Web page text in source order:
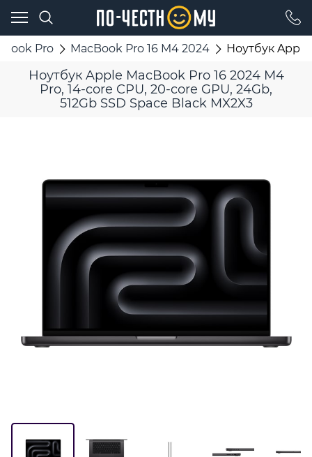
Pro MacBook Pro 16 M4 2024 Ноутбук Apple
Ноутбук Apple MacBook Pro 16 2024 M4
Pro, 14-core CPU, 20-core GPU, 24Gb,
512Gb SSD Space Black MX2X3